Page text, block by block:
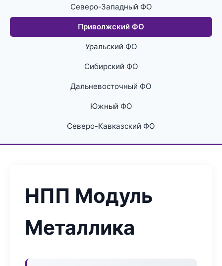
Северо-Западный ФО
Приволжский ФО
Уральский ФО
Сибирский ФО
Дальневосточный ФО
Южный ФО
Северо-Кавказский ФО
НПП Модуль
Металлика